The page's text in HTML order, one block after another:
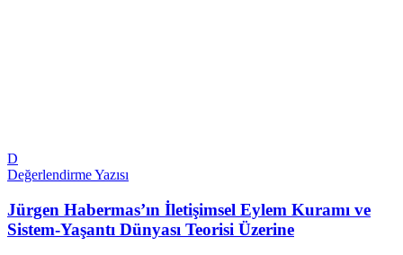
D
Değerlendirme Yazısı
Jürgen Habermas’ın İletişimsel Eylem Kuramı ve
Sistem-Yaşantı Dünyası Teorisi Üzerine